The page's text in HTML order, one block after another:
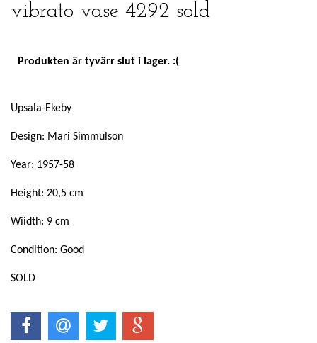
vibrato vase 4292 sold
Produkten är tyvärr slut i lager. :(
Upsala-Ekeby
Design: Mari Simmulson
Year: 1957-58
Height: 20,5 cm
Wiidth: 9 cm
Condition: Good
SOLD